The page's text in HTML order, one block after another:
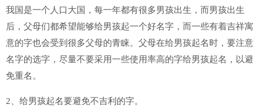
我国是一个人口大国，每一年都有很多男孩出生，而男孩出生
后，父母们都希望能够给男孩起一个好名字，而一些有着吉祥寓
意的字也会受到很多父母的青睐。父母在给男孩起名时，要注意
名字的选字，尽量不要采用一些使用率高的字给男孩起名，以避
免重名。
2、给男孩起名要避免不吉利的字。